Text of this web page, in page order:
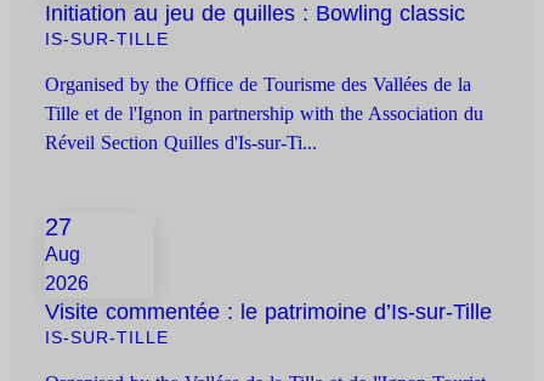
Initiation au jeu de quilles : Bowling classic
IS-SUR-TILLE
Organised by the Office de Tourisme des Vallées de la
Tille et de l'Ignon in partnership with the Association du
Réveil Section Quilles d'Is-sur-Ti...
27
Aug
2026
Visite commentée : le patrimoine d’Is-sur-Tille
IS-SUR-TILLE